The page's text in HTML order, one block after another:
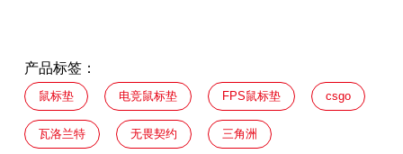
产品标签：
鼠标垫 电竞鼠标垫 FPS鼠标垫 csgo
瓦洛兰特 无畏契约 三角洲